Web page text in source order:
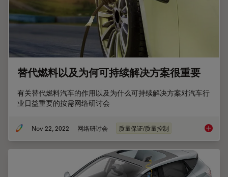
替代燃料以及为何可持续解决方案很重要
有关替代燃料汽车的作用以及为什么可持续解决方案对汽车行
业日益重要的按需网络研讨会
Nov 22, 2022 网络研讨会 质量保证/质量控制 替代燃